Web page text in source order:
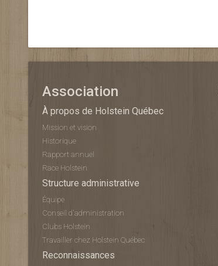
Association
À propos de Holstein Québec
Mission et vision
Historique
Rapport annuel
Race Holstein
Structure administrative
Équipe
Conseil d'administration
Clubs Holstein
Travailler chez Holstein Québec
Reconnaissances